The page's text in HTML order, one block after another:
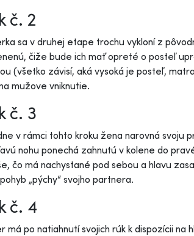
č. 2
sa v druhej etape trochu vykloní z
čiže bude ich mať opreté o posteľ
(všetko závisí, aká vysoká je posteľ,
mužove vniknutie.
č. 3
v rámci tohto kroku žena narovná svoju
nohu ponechá zahnutú v kolene do
čo má nachystané pod sebou a hlavu
„pýchy“ svojho partnera.
č. 4
má po natiahnutí svojich rúk k dispozícii